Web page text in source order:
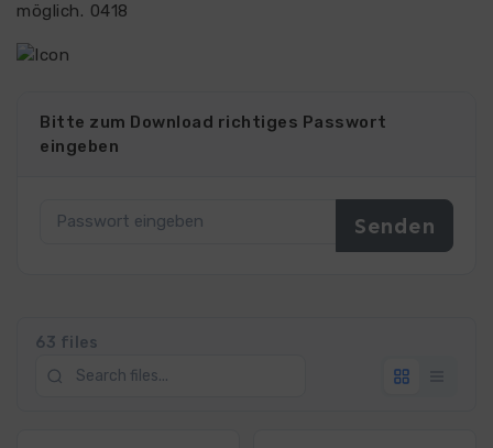
möglich. 0418
Bitte zum Download richtiges Passwort
eingeben
63 files